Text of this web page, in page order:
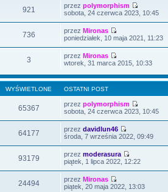
921 przezpolymorphism
sobota, 24 czerwca 2023, 10:45
736 przezMironas
poniedziałek, 10 maja 2021, 11:23
3 przezMironas
wtorek, 31 marca 2015, 10:33
WYŚWIETLONE OSTATNI POST
65367 przezpolymorphism
sobota, 24 czerwca 2023, 10:45
64177 przezdavidlun46
środa, 7 września 2022, 09:49
93179 przezmoderasura
piątek, 1 lipca 2022, 12:22
24494 przezMironas
piątek, 20 maja 2022, 13:03